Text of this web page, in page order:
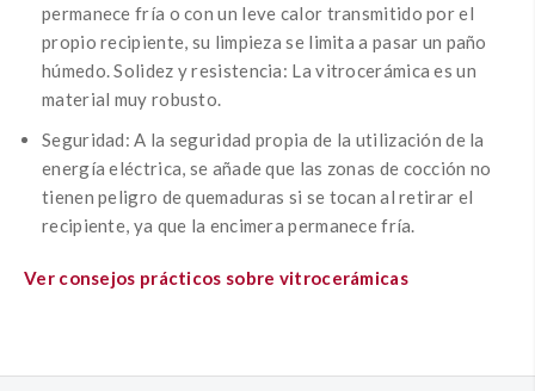
permanece fría o con un leve calor transmitido por el
propio recipiente, su limpieza se limita a pasar un paño
húmedo. Solidez y resistencia: La vitrocerámica es un
material muy robusto.
Seguridad: A la seguridad propia de la utilización de la
energía eléctrica, se añade que las zonas de cocción no
tienen peligro de quemaduras si se tocan al retirar el
recipiente, ya que la encimera permanece fría.
Ver consejos prácticos sobre vitrocerámicas